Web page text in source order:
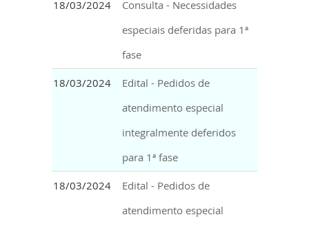
18/03/2024
Consulta - Necessidades
especiais deferidas para 1ª
fase
18/03/2024
Edital - Pedidos de
atendimento especial
integralmente deferidos
para 1ª fase
18/03/2024
Edital - Pedidos de
atendimento especial